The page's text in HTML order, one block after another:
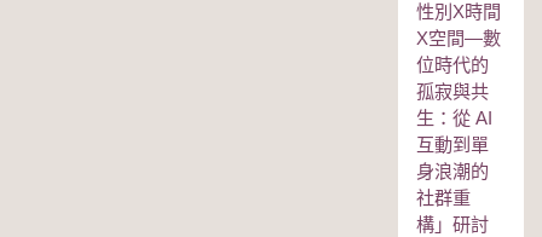
性別Χ時間
Χ空間—數
位時代的
孤寂與共
生：從 AI
互動到單
身浪潮的
社群重
構」研討